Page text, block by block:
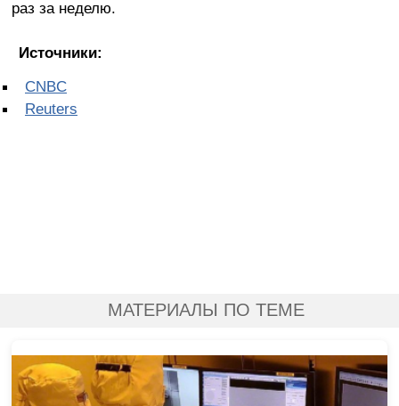
раз за неделю.
Источники:
CNBC
Reuters
МАТЕРИАЛЫ ПО ТЕМЕ